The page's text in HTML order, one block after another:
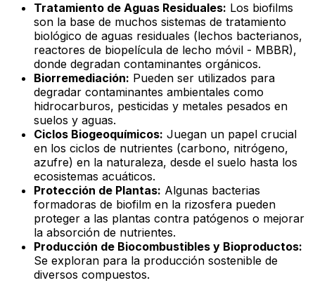
Tratamiento de Aguas Residuales: Los biofilms
son la base de muchos sistemas de tratamiento
biológico de aguas residuales (lechos bacterianos,
reactores de biopelícula de lecho móvil - MBBR),
donde degradan contaminantes orgánicos.
Biorremediación: Pueden ser utilizados para
degradar contaminantes ambientales como
hidrocarburos, pesticidas y metales pesados en
suelos y aguas.
Ciclos Biogeoquímicos: Juegan un papel crucial
en los ciclos de nutrientes (carbono, nitrógeno,
azufre) en la naturaleza, desde el suelo hasta los
ecosistemas acuáticos.
Protección de Plantas: Algunas bacterias
formadoras de biofilm en la rizosfera pueden
proteger a las plantas contra patógenos o mejorar
la absorción de nutrientes.
Producción de Biocombustibles y Bioproductos:
Se exploran para la producción sostenible de
diversos compuestos.